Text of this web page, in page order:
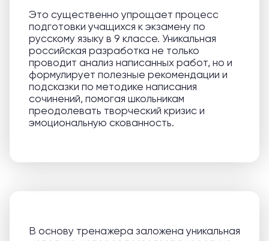
Это существенно упрощает процесс
подготовки учащихся к экзамену по
русскому языку в 9 классе. Уникальная
российская разработка не только
проводит анализ написанных работ, но и
формулирует полезные рекомендации и
подсказки по методике написания
сочинений, помогая школьникам
преодолевать творческий кризис и
эмоциональную скованность.
В основу тренажера заложена уникальная